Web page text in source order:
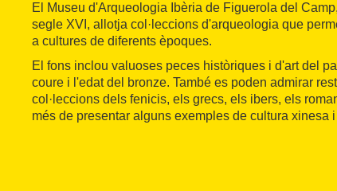
El Museu d'Arqueologia Ibèria de Figuerola del
segle XVI, allotja col·leccions d'arqueologia que
a cultures de diferents èpoques.
El fons inclou valuoses peces històriques i d'art del
coure i l'edat del bronze. També es poden admirar
col·leccions dels fenicis, els grecs, els ibers, els
més de presentar alguns exemples de cultura xinesa